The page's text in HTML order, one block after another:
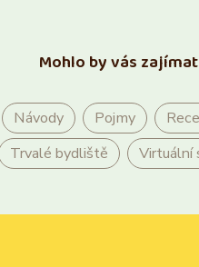
Mohlo by vás zajímat
Návody Pojmy
Trvalé bydliště
Virtuální